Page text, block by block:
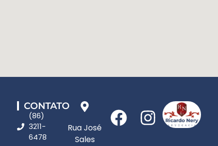
(86)
3211-
6478
CONTATO
Rua José
Sales